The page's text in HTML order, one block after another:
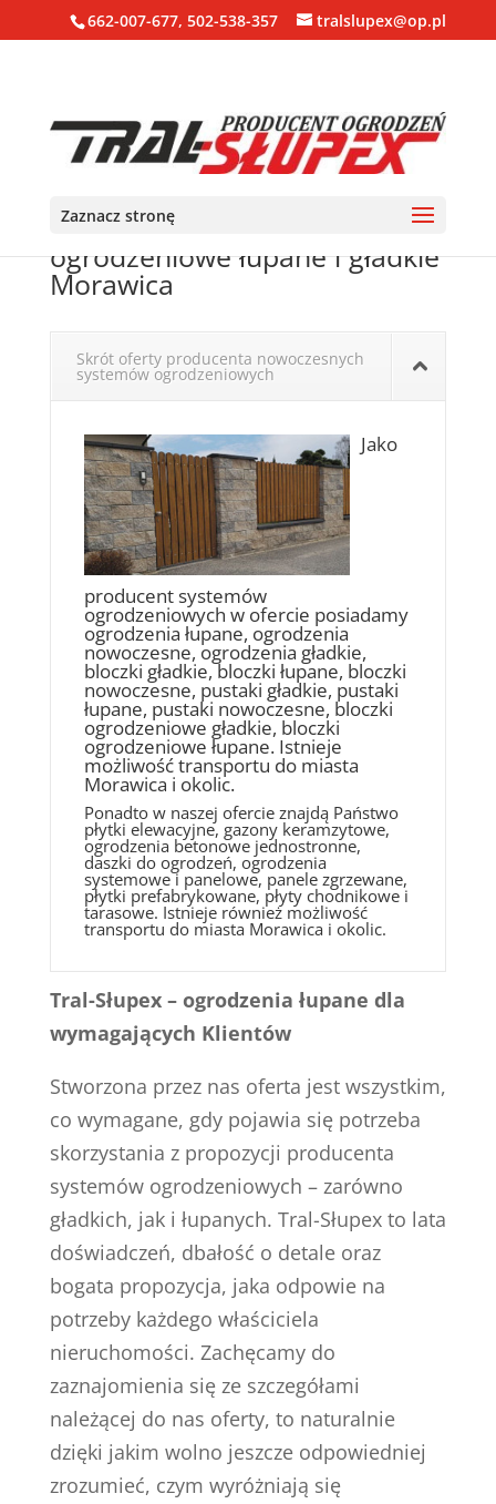
662-007-677, 502-538-357 tralslupex@op.pl
Zaznacz stronę
Ogrodzenia, bloczki, pustaki
ogrodzeniowe łupane i gładkie
Morawica
Skrót oferty producenta nowoczesnych
systemów ogrodzeniowych
Jako
producent systemów
ogrodzeniowych w ofercie posiadamy
ogrodzenia łupane, ogrodzenia
nowoczesne, ogrodzenia gładkie,
bloczki gładkie, bloczki łupane, bloczki
nowoczesne, pustaki gładkie, pustaki
łupane, pustaki nowoczesne, bloczki
ogrodzeniowe gładkie, bloczki
ogrodzeniowe łupane. Istnieje
możliwość transportu do miasta
Morawica i okolic.
Ponadto w naszej ofercie znajdą Państwo
płytki elewacyjne, gazony keramzytowe,
ogrodzenia betonowe jednostronne,
daszki do ogrodzeń, ogrodzenia
systemowe i panelowe, panele zgrzewane,
płytki prefabrykowane, płyty chodnikowe i
tarasowe. Istnieje również możliwość
transportu do miasta Morawica i okolic.
Tral-Słupex – ogrodzenia łupane dla
wymagających Klientów
Stworzona przez nas oferta jest wszystkim,
co wymagane, gdy pojawia się potrzeba
skorzystania z propozycji producenta
systemów ogrodzeniowych – zarówno
gładkich, jak i łupanych. Tral-Słupex to lata
doświadczeń, dbałość o detale oraz
bogata propozycja, jaka odpowie na
potrzeby każdego właściciela
nieruchomości. Zachęcamy do
zaznajomienia się ze szczegółami
należącej do nas oferty, to naturalnie
dzięki jakim wolno jeszcze odpowiedniej
zrozumieć, czym wyróżniają się